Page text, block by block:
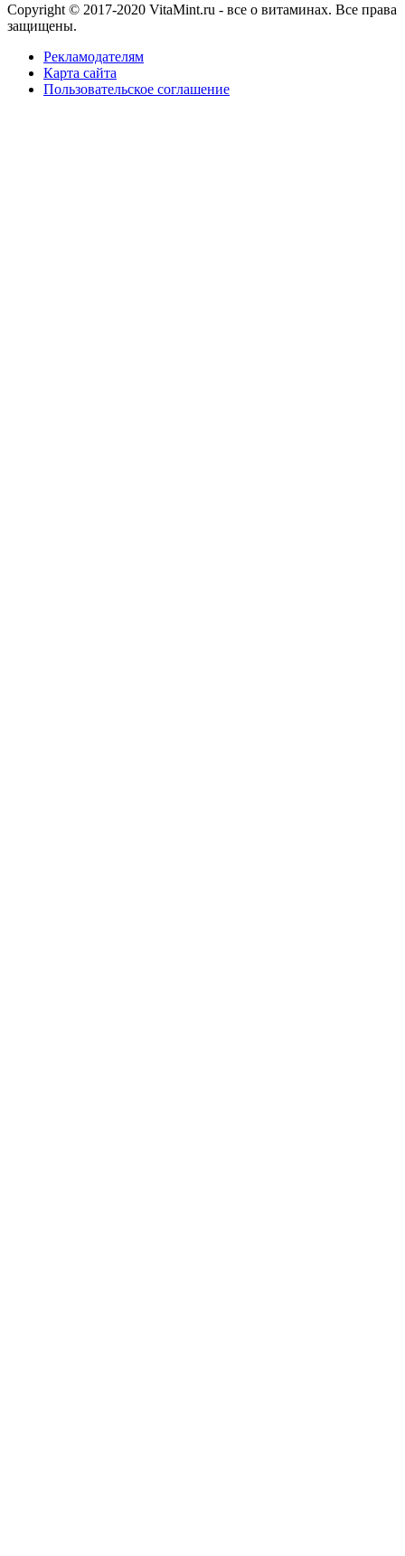
Copyright © 2017-2020 VitaMint.ru - все о витаминах. Все права
защищены.
Рекламодателям
Карта сайта
Пользовательское соглашение